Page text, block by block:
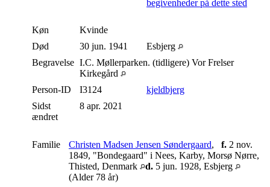
Køn
Kvinde
Død
30 jun. 1941
Esbjerg
Begravelse I.C. Møllerparken. (tidligere) Vor Frelser
Kirkegård
Person-ID
I3124
kjeldbjerg
Sidst
ændret
8 apr. 2021
Familie Christen Madsen Jensen Søndergaard, f. 2 nov.
1849, "Bondegaard" i Nees, Karby, Morsø Nørre,
Thisted, Denmark
d. 5 jun. 1928, Esbjerg
(Alder 78 år)